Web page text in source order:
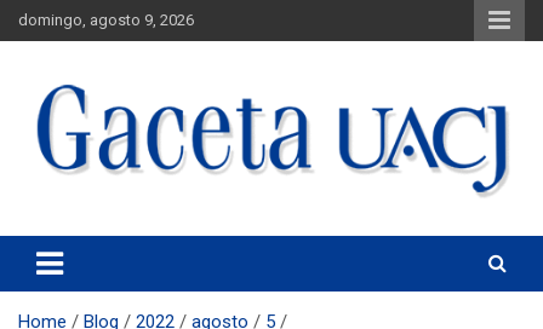
domingo, agosto 9, 2026
Gaceta UACJ
Home Blog 2022 agosto
5